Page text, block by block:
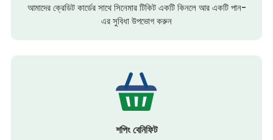
আমাদের ক্রেডিট কার্ডের সাথে সিনেমার টিকিট একটি কিনলে আর একটি পান-
এর সুবিধা উপভোগ করুন
শপিং বেনিফিট